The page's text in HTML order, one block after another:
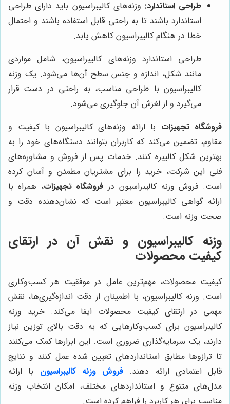
طراحی استاندارد: وزنه‌های کالیبراسیون باید دارای طراحی
استاندارد باشند تا به راحتی قابل استفاده باشند و احتمال
خطا در هنگام کالیبراسیون کاهش یابد.
طراحی استاندارد وزنه‌های کالیبراسیون، شامل مواردی
مانند شکل، اندازه و جنس سطح آن‌ها می‌شود. یک وزنه
کالیبراسیون با طراحی مناسب، به راحتی در دست قرار
می‌گیرد و از لغزش آن جلوگیری می‌شود.
فروشگاه تجهیزات با ارائه وزنه‌های کالیبراسیون با کیفیت و
مقاوم، تضمین می‌کند که کاربران بتوانند دستگاه‌های خود را به
بهترین شکل کالیبره کنند. خدمات پس از فروش و مشاوره‌های
فنی این شرکت، خرید را برای مشتریان مطمئن و آسان کرده
است. فروش وزنه کالیبراسیون در فروشگاه تجهیزات، همراه با
ارائه گواهی کالیبراسیون معتبر است که نشان‌دهنده دقت و
صحت وزنه است.
وزنه کالیبراسیون و نقش آن در ارتقای
کیفیت محصولات
کیفیت محصولات، مهم‌ترین عامل در موفقیت هر کسب‌وکاری
است. وزنه کالیبراسیون، با اطمینان از دقت اندازه‌گیری‌ها، نقش
مهمی در ارتقای کیفیت محصولات ایفا می‌کند. خرید وزنه
کالیبراسیون برای کسب‌وکارهایی که به دقت بالای توزین نیاز
دارند، یک سرمایه‌گذاری ضروری است. این ابزارها کمک می‌کنند
تا ترازوها مطابق استانداردهای تعیین شده عمل کنند و نتایج
قابل اعتمادی ارائه دهند. فروش وزنه کالیبراسیون با ارائه
مدل‌های متنوع و استانداردهای مختلف، امکان انتخاب وزنه
مناسب برای هر کاربرد را فراهم کرده است.